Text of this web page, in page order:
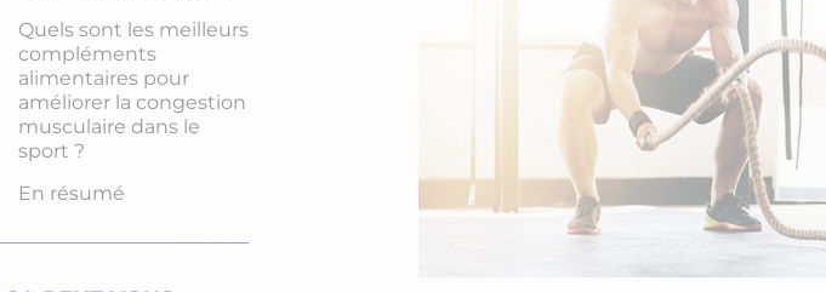
Quels sont les meilleurs
compléments
alimentaires pour
améliorer la congestion
musculaire dans le
sport ?
En résumé